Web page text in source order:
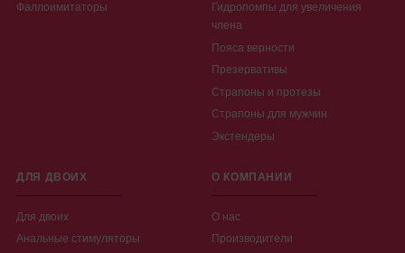
Фаллоимитаторы
Гидропомпы для увеличения
члена
Пояса верности
Презервативы
Страпоны и протезы
Страпоны для мужчин
Экстендеры
ДЛЯ ДВОИХ
Для двоих
Анальные стимуляторы
О КОМПАНИИ
О нас
Производители